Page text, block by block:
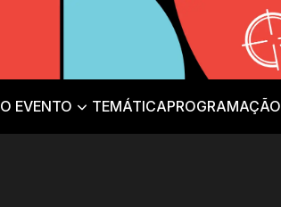
O EVENTO TEMÁTICAPROGRAMAÇÃO